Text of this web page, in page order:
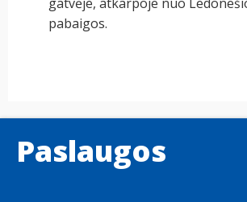
gatvėje, atkarpoje nuo
pabaigos.
Paslaugos